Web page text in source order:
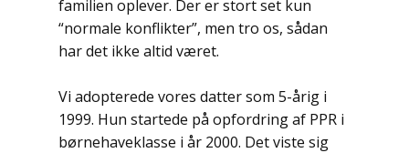
familien oplever. Der er stort set kun
“normale konflikter”, men tro os, sådan
har det ikke altid været.
Vi adopterede vores datter som 5-årig i
1999. Hun startede på opfordring af PPR i
børnehaveklasse i år 2000. Det viste sig